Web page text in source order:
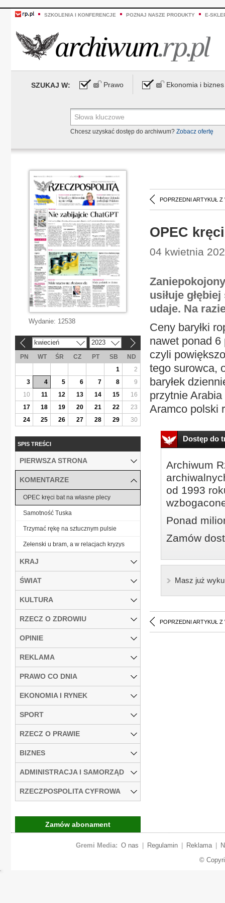
SZKOLENIA I KONFERENCJE POZNAJ NASZE PRODUKTY E-
SZUKAJ W: Prawo Ekonomia i biznes
Chcesz uzyskać dostęp do archiwum? Zobacz ofertę
POPRZEDNI ARTYKUŁ Z
OPEC
04 kwietnia
usiłuje
udaje. Na
Ceny baryłki
nawet ponad
czyli
tego surowca,
baryłek
przytnie
Aramco polski
Dostęp do
Archiwum
od 1993
Ponad
Zamów
Masz już
POPRZEDNI ARTYKUŁ Z
Wydanie: 12538
kwiecień 2023
PN WT ŚR CZ PT SB
ND
1
2
3
4 5 6 7 8
9
10
11 12 13 14 15
16
17
18 19 20 21 22
23
24
25 26 27 28 29 30
SPIS TREŚCI
PIERWSZA STRONA
KOMENTARZE
OPEC kręci bat na własne plecy
Samotność Tuska
Trzymać rękę na sztucznym pulsie
Zełenski u bram, a w relacjach kryzys
KRAJ
ŚWIAT
KULTURA
RZECZ O ZDROWIU
OPINIE
REKLAMA
PRAWO CO DNIA
EKONOMIA I RYNEK
SPORT
RZECZ O PRAWIE
BIZNES
ADMINISTRACJA I SAMORZĄD
RZECZPOSPOLITA CYFROWA
Zamów abonament
Gremi Media: O nas Regulamin Reklama
©